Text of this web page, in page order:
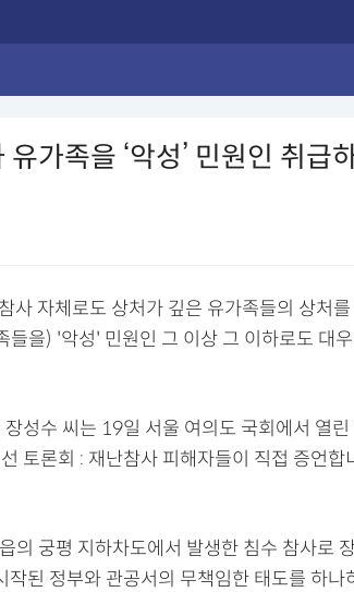
가족을 ‘악성’ 민원인 취급
사 자체로도 상처가 깊은 유가족들의 상처를
들을) '악성' 민원인 그 이상 그 이하로도 대
성수 씨는 19일 서울 여의도 국회에서 열린
토론회 : 재난참사 피해자들이 직접 증언합
의 궁평 지하차도에서 발생한 침수 참사로
된 정부와 관공서의 무책임한 태도를 하나